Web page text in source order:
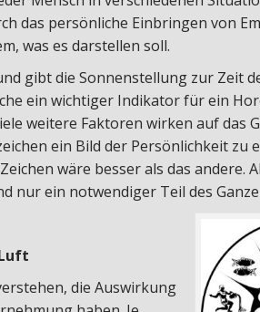
das persönliche Einbringen von
was es darstellen soll.
gibt die Sonnenstellung zur Zeit
ein wichtiger Indikator für ein
weitere Faktoren wirken auf das
ein Bild der Persönlichkeit zu
wäre besser als das andere.
nur ein notwendiger Teil des
die Auswirkung